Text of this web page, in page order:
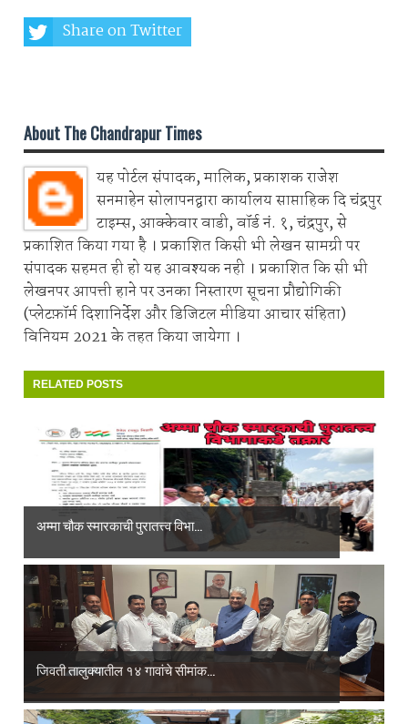
Share on Twitter
About The Chandrapur Times
यह पोर्टल संपादक, मालिक, प्रकाशक राजेश
सनमाहेन सोलापनद्वारा कार्यालय साप्ताहिक दि चंद्रपुर
टाइम्स, आक्केवार वाडी, वॉर्ड नं. १, चंद्रपुर, से
प्रकाशित किया गया है । प्रकाशित किसी भी लेखन सामग्री पर
संपादक सहमत ही हो यह आवश्यक नही । प्रकाशित कि सी भी
लेखनपर आपत्ती हाने पर उनका निस्तारण सूचना प्रौद्योगिकी
(प्लेटफ़ॉर्म दिशानिर्देश और डिजिटल मीडिया आचार संहिता)
विनियम 2021 के तहत किया जायेगा ।
RELATED POSTS
अम्मा चौक स्मारकाची पुरातत्त्व विभा...
जिवती तालुक्यातील १४ गावांचे सीमांक...